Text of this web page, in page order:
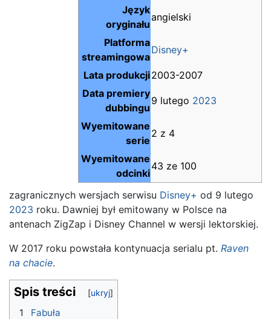
Język
oryginału
angielski
Platforma
streamingowa
Disney+
Lata produkcji2003-2007
Data premiery
dubbingu
9 lutego 2023
Wyemitowane
serie
2 z 4
Wyemitowane
odcinki
43 ze 100
zagranicznych wersjach serwisu Disney+ od 9 lutego
2023 roku. Dawniej był emitowany w Polsce na
antenach ZigZap i Disney Channel w wersji lektorskiej.
W 2017 roku powstała kontynuacja serialu pt. Raven
na chacie.
Spis treści
1
Fabuła